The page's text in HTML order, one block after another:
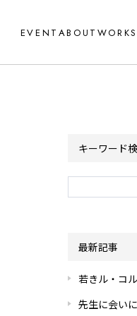
EVENT ABOUT WORKS
キーワード
最新記事
若きル・コ
先生に会いに